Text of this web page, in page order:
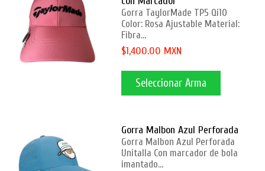
Gorra TaylorMade TP5 Qi10
Color: Rosa Ajustable Material:
Fibra...
$1,400.00 MXN
Seleccionar Arma
Gorra Malbon Azul Perforada
Gorra Malbon Azul Perforada
Unitalla Con marcador de bola
imantado...